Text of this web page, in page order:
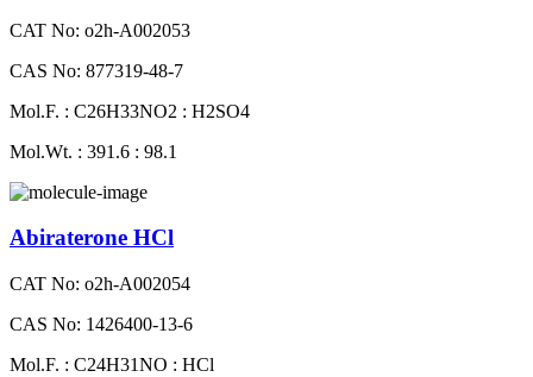
CAT No: o2h-A002053
CAS No: 877319-48-7
Mol.F. : C26H33NO2 : H2SO4
Mol.Wt. : 391.6 : 98.1
Abiraterone HCl
CAT No: o2h-A002054
CAS No: 1426400-13-6
Mol.F. : C24H31NO : HCl